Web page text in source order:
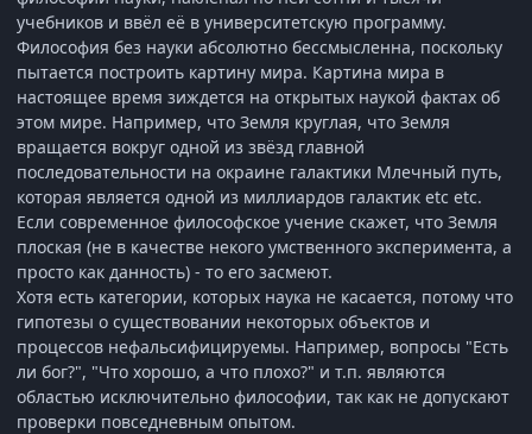
учебников и ввёл её в университетскую программу.
Философия без науки абсолютно бессмысленна, поскольку
пытается построить картину мира. Картина мира в
настоящее время зиждется на открытых наукой фактах об
этом мире. Например, что Земля круглая, что Земля
вращается вокруг одной из звёзд главной
последовательности на окраине галактики Млечный путь,
которая является одной из миллиардов галактик etc etc.
Если современное философское учение скажет, что Земля
плоская (не в качестве некого умственного эксперимента, а
просто как данность) - то его засмеют.
Хотя есть категории, которых наука не касается, потому что
гипотезы о существовании некоторых объектов и
процессов нефальсифицируемы. Например, вопросы "Есть
ли бог?", "Что хорошо, а что плохо?" и т.п. являются
областью исключительно философии, так как не допускают
проверки повседневным опытом.